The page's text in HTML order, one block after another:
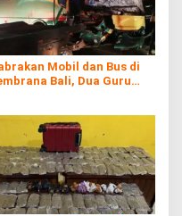
Mobil dan Bus di
Bali, Dua Guru